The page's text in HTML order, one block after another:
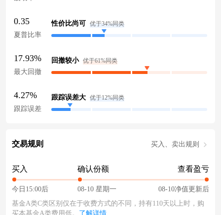
0.35
夏普比率
性价比尚可 优于34%同类
17.93%
最大回撤
回撤较小 优于61%同类
4.27%
跟踪误差
跟踪误差大 优于12%同类
交易规则 买入、卖出规则
买入
今日15:00后
确认份额
08-10 星期一
查看盈亏
08-10净值更新后
基金A类C类区别仅在于收费方式的不同，持有110天以上时，购
买本基金A类费用低。 了解详情